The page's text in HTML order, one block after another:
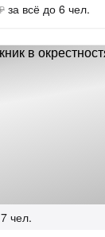
за всё до 6 чел.
чел.